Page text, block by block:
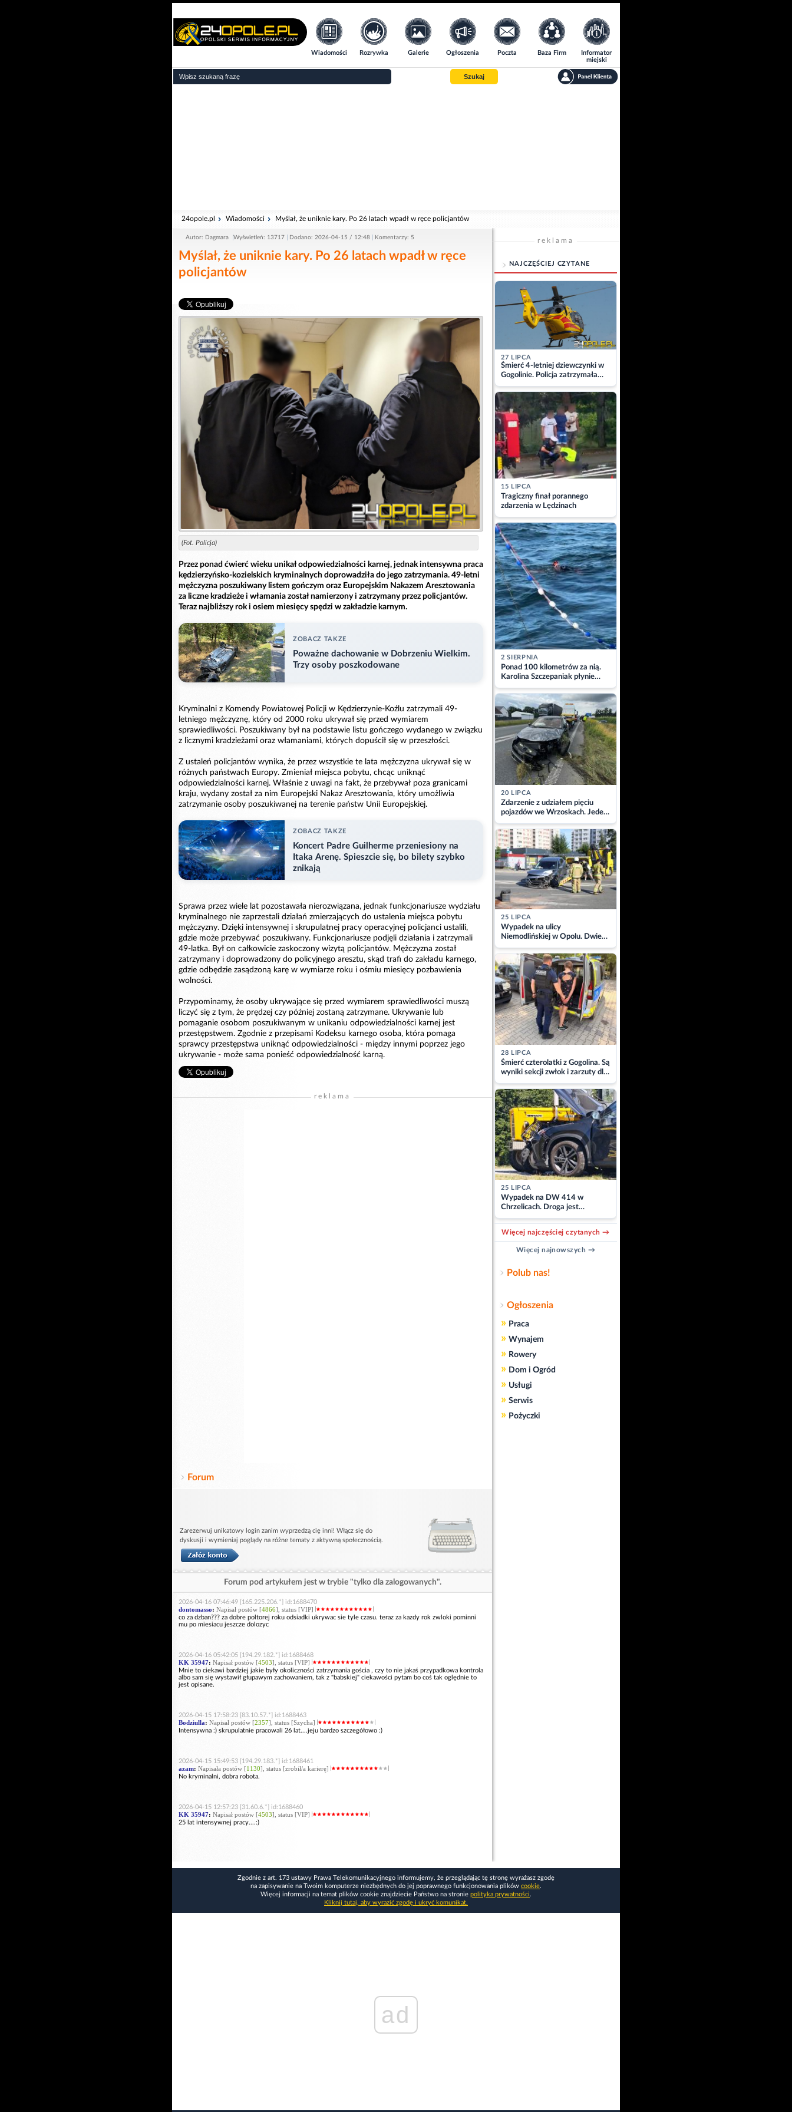
Wiadomości Rozrywka Galerie Ogłoszenia Poczta Baza Firm
Informator
miejski
Szukaj
24opole.pl Wiadomości Myślał, że uniknie kary. Po 26 latach wpadł w ręce policjantów
Autor: Dagmara Wyświetleń: 13717 Dodano: 2026-04-15 / 12:48 Komentarzy: 5
Myślał, że uniknie kary. Po 26 latach wpadł w ręce
policjantów
(Fot. Policja)
Przez ponad ćwierć wieku unikał odpowiedzialności karnej, jednak intensywna praca
kędzierzyńsko-kozielskich kryminalnych doprowadziła do jego zatrzymania. 49-letni
mężczyzna poszukiwany listem gończym oraz Europejskim Nakazem Aresztowania
za liczne kradzieże i włamania został namierzony i zatrzymany przez policjantów.
Teraz najbliższy rok i osiem miesięcy spędzi w zakładzie karnym.
ZOBACZ TAKZE
Poważne dachowanie w Dobrzeniu Wielkim.
Trzy osoby poszkodowane
Kryminalni z Komendy Powiatowej Policji w Kędzierzynie-Koźlu zatrzymali 49-
letniego mężczyznę, który od 2000 roku ukrywał się przed wymiarem
sprawiedliwości. Poszukiwany był na podstawie listu gończego wydanego w związku
z licznymi kradzieżami oraz włamaniami, których dopuścił się w przeszłości.
Z ustaleń policjantów wynika, że przez wszystkie te lata mężczyzna ukrywał się w
różnych państwach Europy. Zmieniał miejsca pobytu, chcąc uniknąć
odpowiedzialności karnej. Właśnie z uwagi na fakt, że przebywał poza granicami
kraju, wydany został za nim Europejski Nakaz Aresztowania, który umożliwia
zatrzymanie osoby poszukiwanej na terenie państw Unii Europejskiej.
ZOBACZ TAKZE
Koncert Padre Guilherme przeniesiony na
Itaka Arenę. Spieszcie się, bo bilety szybko
znikają
Sprawa przez wiele lat pozostawała nierozwiązana, jednak funkcjonariusze wydziału
kryminalnego nie zaprzestali działań zmierzających do ustalenia miejsca pobytu
mężczyzny. Dzięki intensywnej i skrupulatnej pracy operacyjnej policjanci ustalili,
gdzie może przebywać poszukiwany. Funkcjonariusze podjęli działania i zatrzymali
49-latka. Był on całkowicie zaskoczony wizytą policjantów. Mężczyzna został
zatrzymany i doprowadzony do policyjnego aresztu, skąd trafi do zakładu karnego,
gdzie odbędzie zasądzoną karę w wymiarze roku i ośmiu miesięcy pozbawienia
wolności.
Przypominamy, że osoby ukrywające się przed wymiarem sprawiedliwości muszą
liczyć się z tym, że prędzej czy później zostaną zatrzymane. Ukrywanie lub
pomaganie osobom poszukiwanym w unikaniu odpowiedzialności karnej jest
przestępstwem. Zgodnie z przepisami Kodeksu karnego osoba, która pomaga
sprawcy przestępstwa uniknąć odpowiedzialności - między innymi poprzez jego
ukrywanie - może sama ponieść odpowiedzialność karną.
reklama
Forum
Zarezerwuj unikatowy login zanim wyprzedzą cię inni! Włącz się do
dyskusji i wymieniaj poglądy na różne tematy z aktywną społecznością.
Forum pod artykułem jest w trybie "tylko dla zalogowanych".
2026-04-16 07:46:49 [165.225.206.*] id:1688470
dontomasso: Napisał postów [4866], status [VIP]
co za dzban??? za dobre poltorej roku odsiadki ukrywac sie tyle czasu. teraz za kazdy rok zwloki pominni
mu po miesiacu jeszcze dolozyc
2026-04-16 05:42:05 [194.29.182.*] id:1688468
KK 35947: Napisał postów [4503], status [VIP]
Mnie to ciekawi bardziej jakie były okoliczności zatrzymania gościa , czy to nie jakaś przypadkowa kontrola
albo sam się wystawił głupawym zachowaniem, tak z "babskiej" ciekawości pytam bo coś tak oględnie to
jest opisane.
2026-04-15 17:58:23 [83.10.57.*] id:1688463
Bodziulla: Napisał postów [2357], status [Szycha]
Intensywna :) skrupulatnie pracowali 26 lat....jeju bardzo szczegółowo :)
2026-04-15 15:49:53 [194.29.183.*] id:1688461
azam: Napisała postów [1130], status [zrobił/a karierę]
No kryminalni, dobra robota.
2026-04-15 12:57:23 [31.60.6.*] id:1688460
KK 35947: Napisał postów [4503], status [VIP]
25 lat intensywnej pracy....:)
reklama
NAJCZĘŚCIEJ CZYTANE
27 LIPCA
Śmierć 4-letniej dziewczynki w
Gogolinie. Policja zatrzymała
matkę
15 LIPCA
Tragiczny finał porannego
zdarzenia w Lędzinach
2 SIERPNIA
Ponad 100 kilometrów za nią.
Karolina Szczepaniak płynie
przez Bałtyk dla Piotra.
Aktualizacja
20 LIPCA
Zdarzenie z udziałem pięciu
pojazdów we Wrzoskach. Jeden
z kierowców zabrany w
kajdankach
25 LIPCA
Wypadek na ulicy
Niemodlińskiej w Opolu. Dwie
osoby w szpitalu
28 LIPCA
Śmierć czterolatki z Gogolina. Są
wyniki sekcji zwłok i zarzuty dla
matki
25 LIPCA
Wypadek na DW 414 w
Chrzelicach. Droga jest
zablokowana
Więcej najczęściej czytanych →
Więcej najnowszych →
Polub nas!
Ogłoszenia
» Praca
» Wynajem
» Rowery
» Dom i Ogród
» Usługi
» Serwis
» Pożyczki
Zgodnie z art. 173 ustawy Prawa Telekomunikacyjnego informujemy, że przeglądając tę stronę wyrażasz zgodę
na zapisywanie na Twoim komputerze niezbędnych do jej poprawnego funkcjonowania plików cookie.
Więcej informacji na temat plików cookie znajdziecie Państwo na stronie polityka prywatności.
Kliknij tutaj, aby wyrazić zgodę i ukryć komunikat.
ad